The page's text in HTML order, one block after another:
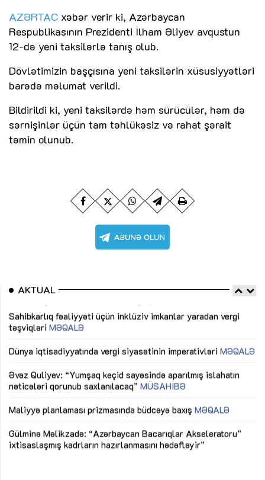
AZƏRTAC xəbər verir ki, Azərbaycan
Respublikasının Prezidenti İlham Əliyev avqustun
12-də yeni taksilərlə tanış olub.
Dövlətimizin başçısına yeni taksilərin xüsusiyyətləri
barədə məlumat verildi.
Bildirildi ki, yeni taksilərdə həm sürücülər, həm də
sərnişinlər üçün tam təhlükəsiz və rahat şərait
təmin olunub.
AKTUAL
Sahibkarlıq fəaliyyəti üçün inklüziv imkanlar yaradan vergi
təşviqləriMƏQALƏ
Dünya iqtisadiyyatında vergi siyasətinin imperativləri MƏQALƏ
Əvəz Quliyev: “Yumşaq keçid sayəsində aparılmış islahatın
nəticələri qorunub saxlanılacaq”MÜSAHİBƏ
Maliyyə planlaması prizmasında büdcəyə baxış MƏQALƏ
Gülminə Məlikzadə: “Azərbaycan Bacarıqlar Akseleratoru”
ixtisaslaşmış kadrların hazırlanmasını hədəfləyir”